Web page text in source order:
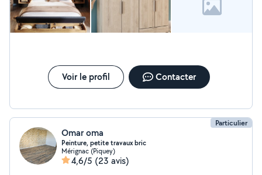
Voir le profil Contacter
Particulier
Omar oma
Peinture, petite travaux bric
Mérignac (Piquey)
4,6/5 (23 avis)